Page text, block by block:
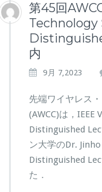
第45回
Technology
内
9月 7,2023
先端ワイヤレス
(AWCC)は，IEEE
Distinguished
ン大学のDr.
Distinguished
た．